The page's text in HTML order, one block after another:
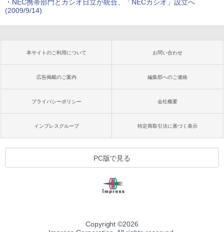
・ NEC携帯部門とカシオ日立が統合、「NECカシオ」設立へ
(2009/9/14)
本サイトのご利用について お問い合わせ
広告掲載のご案内 編集部へのご連絡
プライバシーポリシー 会社概要
インプレスグループ 特定商取引法に基づく表示
PC版で見る
Copyright ©2026